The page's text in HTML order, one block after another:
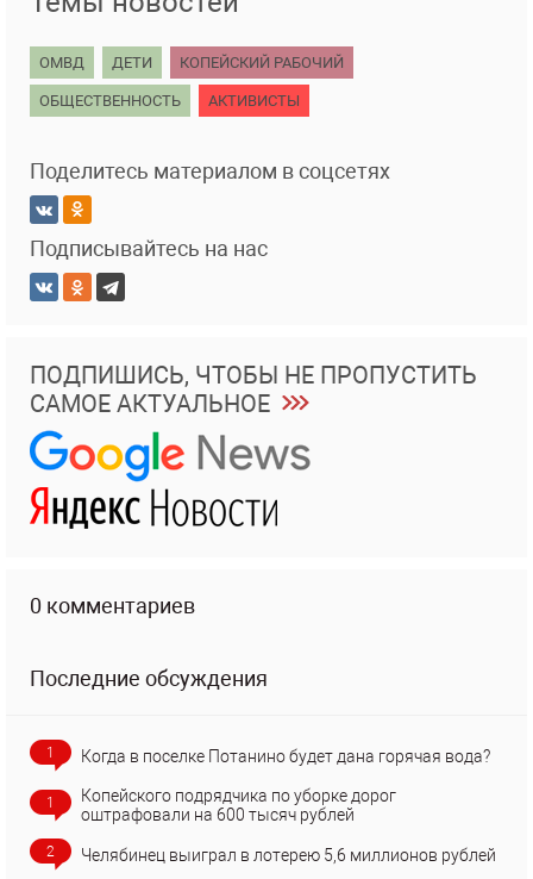
ОМВД ДЕТИ КОПЕЙСКИЙ РАБОЧИЙ
ОБЩЕСТВЕННОСТЬ АКТИВИСТЫ
Поделитесь материалом в соцсетях
Подписывайтесь на нас
ПОДПИШИСЬ, ЧТОБЫ НЕ ПРОПУСТИТЬ
САМОЕ АКТУАЛЬНОЕ
0 комментариев
Последние обсуждения
1 Когда в поселке Потанино будет дана горячая вода?
1
Копейского подрядчика по уборке дорог
оштрафовали на 600 тысяч рублей
2 Челябинец выиграл в лотерею 5,6 миллионов рублей